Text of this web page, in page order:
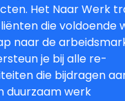
Het Naar Werk
die voldoende
naar de
je bij alle re-
die bijdragen
duurzaam werk